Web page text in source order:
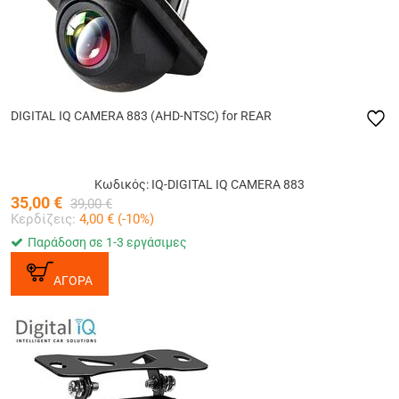
DIGITAL IQ CAMERA 883 (AHD-NTSC) for REAR
Κωδικός: IQ-DIGITAL IQ CAMERA 883
35,00€ 39,00 €
Κερδίζεις: 4,00 € (-10%)
Παράδοση σε 1-3 εργάσιμες
ΑΓΟΡΑ